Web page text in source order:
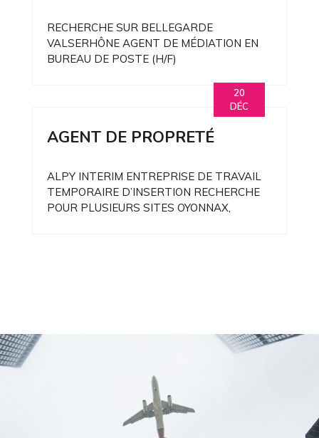
RECHERCHE SUR BELLEGARDE
VALSERHÔNE AGENT DE MÉDIATION EN
BUREAU DE POSTE (H/F)
20
DÉC
AGENT DE PROPRETÉ
ALPY INTERIM ENTREPRISE DE TRAVAIL
TEMPORAIRE D’INSERTION RECHERCHE
POUR PLUSIEURS SITES OYONNAX,